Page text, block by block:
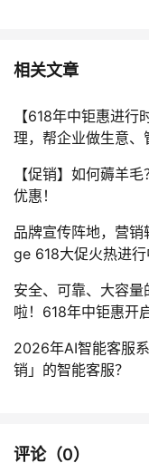
相关文章
【618年中钜惠进
理，帮企业做生意、
【促销】如何薅羊
优惠！
品牌宣传阵地，营
ge 618大促火热进
安全、可靠、大容
啦！618年中钜惠开
2026年AI智能客服
销」的智能客服？
评论（0）